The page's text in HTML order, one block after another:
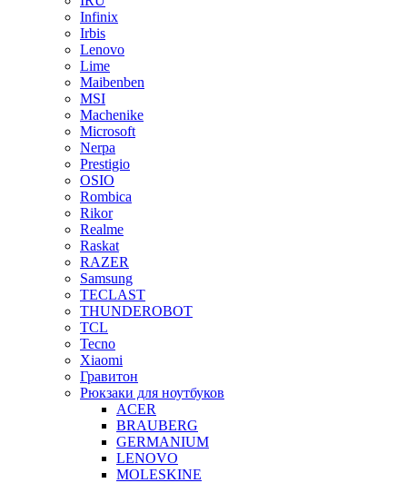
Infinix
Irbis
Lenovo
Lime
Maibenben
MSI
Machenike
Microsoft
Nerpa
Prestigio
OSIO
Rombica
Rikor
Realme
Raskat
RAZER
Samsung
TECLAST
THUNDEROBOT
TCL
Tecno
Xiaomi
Гравитон
Рюкзаки для ноутбуков
ACER
BRAUBERG
GERMANIUM
LENOVO
MOLESKINE